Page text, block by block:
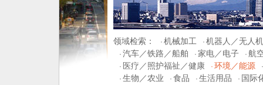
领域检索： · 机械加工 · 机器人／无人机
· 汽车／铁路／船舶 · 家电／电子 · 航
· 医疗／照护福祉／健康 · 环境／能源
·
· 生物／农业 · 食品 · 生活用品 · 国际